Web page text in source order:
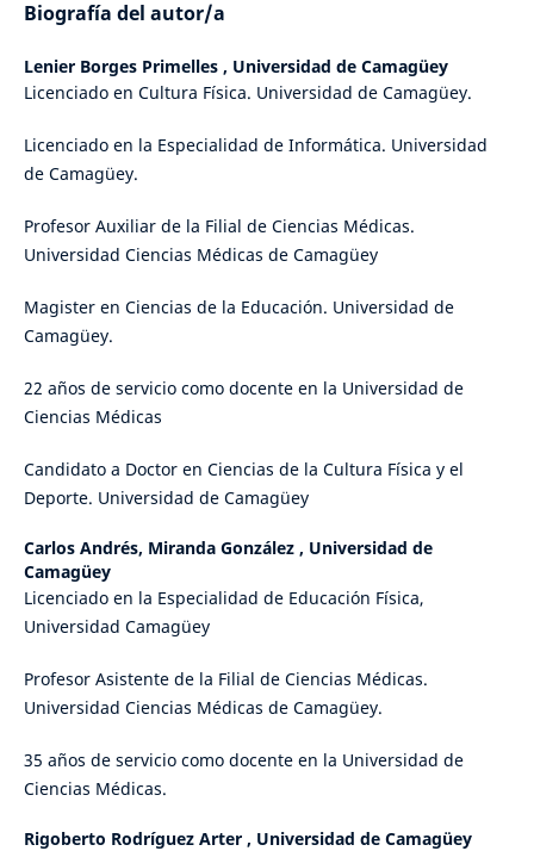
Biografía del autor/a
Lenier Borges Primelles , Universidad de Camagüey
Licenciado en Cultura Física. Universidad de Camagüey.
Licenciado en la Especialidad de Informática. Universidad
de Camagüey.
Profesor Auxiliar de la Filial de Ciencias Médicas.
Universidad Ciencias Médicas de Camagüey
Magister en Ciencias de la Educación. Universidad de
Camagüey.
22 años de servicio como docente en la Universidad de
Ciencias Médicas
Candidato a Doctor en Ciencias de la Cultura Física y el
Deporte. Universidad de Camagüey
Carlos Andrés, Miranda González , Universidad de
Camagüey
Licenciado en la Especialidad de Educación Física,
Universidad Camagüey
Profesor Asistente de la Filial de Ciencias Médicas.
Universidad Ciencias Médicas de Camagüey.
35 años de servicio como docente en la Universidad de
Ciencias Médicas.
Rigoberto Rodríguez Arter , Universidad de Camagüey